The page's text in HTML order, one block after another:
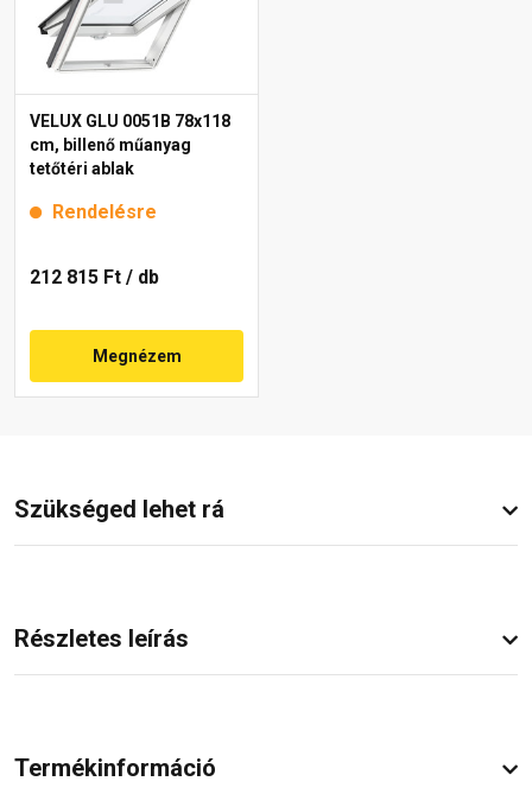
VELUX GLU 0051B 78x118
cm, billenő műanyag
tetőtéri ablak
Rendelésre
212 815 Ft / db
Megnézem
Szükséged lehet rá
Részletes leírás
Termékinformáció